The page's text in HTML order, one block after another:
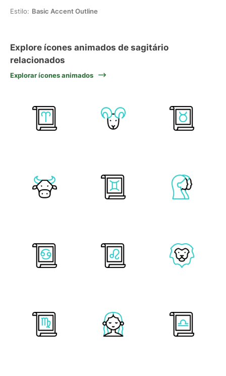
Estilo: Basic Accent Outline
Explore ícones animados de sagitário
relacionados
Explorar ícones animados